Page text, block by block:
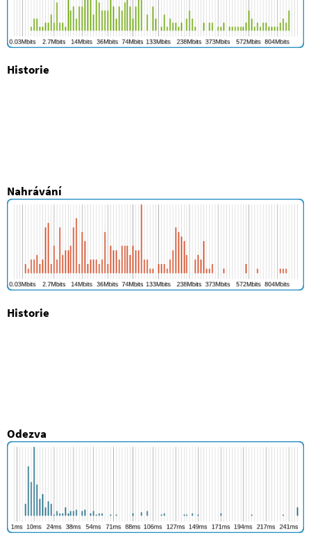
Historie
Nahrávání
Historie
Odezva